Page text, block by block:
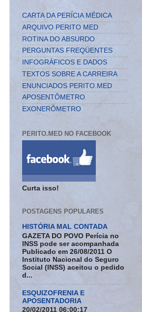
CARTA DA PERÍCIA MÉDICA
ARQUIVO PERITO MED
ROTINA DO ABSURDO
PERGUNTAS FREQÜENTES
INFOGRÁFICOS E DADOS
TEXTOS SOBRE A CARREIRA
ENUNCIADOS PERITO.MED
APOSENTÔMETRO
EXONERÔMETRO
PERITO.MED NO FACEBOOK
Curta isso!
POSTAGENS POPULARES
HISTÓRIA MAL CONTADA
GAZETA DO POVO Perícia no
INSS pode ser acompanhada
Publicado em 26/08/2011 O
Instituto Nacional do Seguro
Social (INSS) aceitou o pedido
d...
ESQUIZOFRENIA E
APOSENTADORIA
20/02/2011 06:00:17